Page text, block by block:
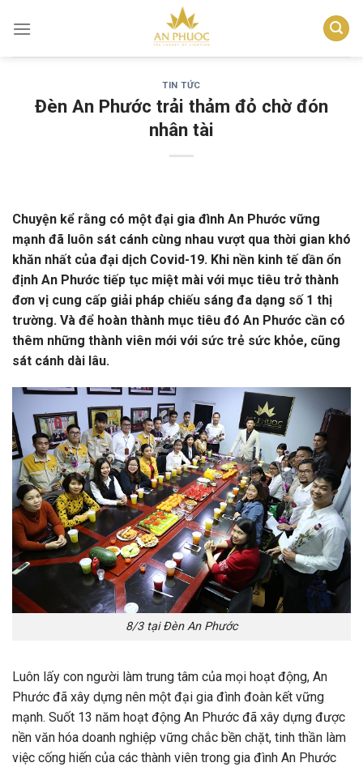
TIN TỨC
Đèn An Phước trải thảm đỏ chờ đón
nhân tài
Chuyện kể rằng có một đại gia đình An Phước vững
mạnh đã luôn sát cánh cùng nhau vượt qua thời gian khó
khăn nhất của đại dịch Covid-19. Khi nền kinh tế dần ổn
định An Phước tiếp tục miệt mài với mục tiêu trở thành
đơn vị cung cấp giải pháp chiếu sáng đa dạng số 1 thị
trường. Và để hoàn thành mục tiêu đó An Phước cần có
thêm những thành viên mới với sức trẻ sức khỏe, cũng
sát cánh dài lâu.
8/3 tại Đèn An Phước
Luôn lấy con người làm trung tâm của mọi hoạt động, An
Phước đã xây dựng nên một đại gia đình đoàn kết vững
mạnh. Suốt 13 năm hoạt động An Phước đã xây dựng được
nền văn hóa doanh nghiệp vững chắc bền chặt, tinh thần làm
việc cống hiến của các thành viên trong gia đình An Phước